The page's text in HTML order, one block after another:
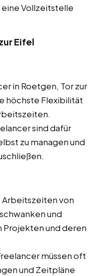
Vollzeitstelle
Eifel
in Roetgen, Tor zur
höchste Flexibilität
sind dafür
zu managen und
Arbeitszeiten von
und
Projekten und deren
müssen oft
und Zeitpläne